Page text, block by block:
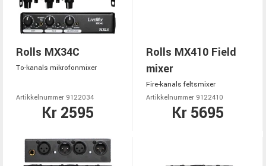
Rolls MX34C
To-kanals mikrofonmixer
Artikkelnummer 9122034
Kr 2595
Rolls MX410 Field
mixer
Fire-kanals feltsmixer
Artikkelnummer 9122410
Kr 5695